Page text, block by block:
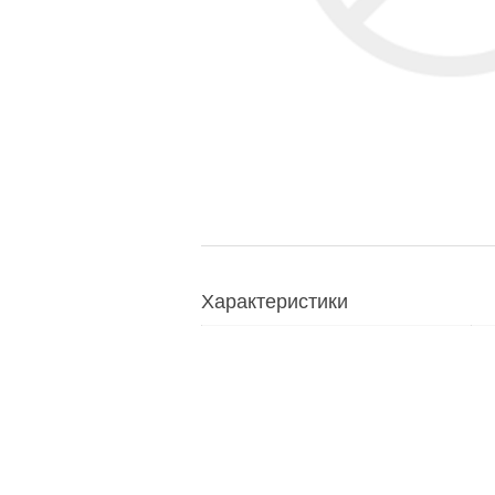
Характеристики